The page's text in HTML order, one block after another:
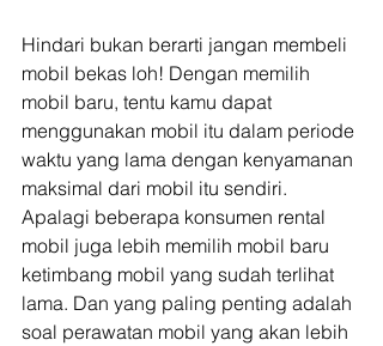
Hindari bukan berarti jangan membeli
mobil bekas loh! Dengan memilih
mobil baru, tentu kamu dapat
menggunakan mobil itu dalam periode
waktu yang lama dengan kenyamanan
maksimal dari mobil itu sendiri.
Apalagi beberapa konsumen rental
mobil juga lebih memilih mobil baru
ketimbang mobil yang sudah terlihat
lama. Dan yang paling penting adalah
soal perawatan mobil yang akan lebih